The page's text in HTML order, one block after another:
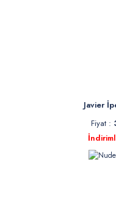
Javier
Fiyat :